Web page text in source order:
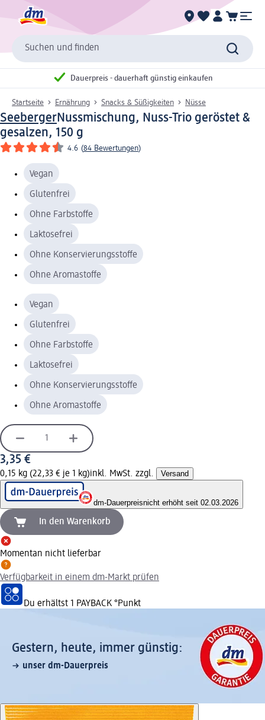
Suchen und finden
Dauerpreis - dauerhaft günstig einkaufen
Startseite Ernährung Snacks & Süßigkeiten Nüsse
SeebergerNussmischung, Nuss-Trio geröstet &
gesalzen, 150 g
4.6 (84 Bewertungen)
Vegan
Glutenfrei
Ohne Farbstoffe
Laktosefrei
Ohne Konservierungsstoffe
Ohne Aromastoffe
Vegan
Glutenfrei
Ohne Farbstoffe
Laktosefrei
Ohne Konservierungsstoffe
Ohne Aromastoffe
3,35 €
0,15 kg (22,33 € je 1 kg)inkl. MwSt. zzgl. Versand
dm-Dauerpreisnicht erhöht seit 02.03.2026
In den Warenkorb
Momentan nicht lieferbar
Verfügbarkeit in einem dm-Markt prüfen
Du erhältst 1 PAYBACK °Punkt
Gestern, heute, immer günstig:
unser dm-Dauerpreis